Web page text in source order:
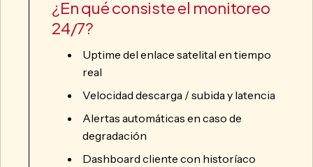
¿En qué consiste el monitoreo
24/7?
Uptime del enlace satelital en tiempo
real
Velocidad descarga / subida y latencia
Alertas automáticas en caso de
degradación
Dashboard cliente con historíaco